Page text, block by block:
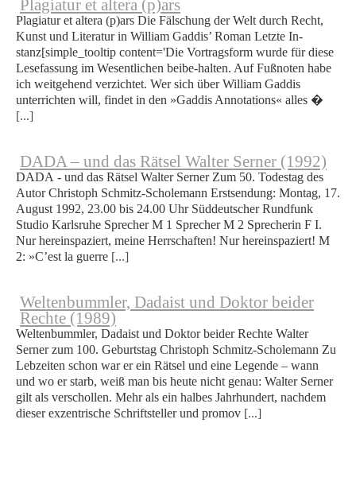
Plagiatur et altera (p)ars
Plagiatur et altera (p)ars Die Fälschung der Welt durch Recht,
Kunst und Literatur in William Gaddis’ Roman Letzte In-
stanz[simple_tooltip content='Die Vortragsform wurde für diese
Lesefassung im Wesentlichen beibe-halten. Auf Fußnoten habe
ich weitgehend verzichtet. Wer sich über William Gaddis
unterrichten will, findet in den »Gaddis Annotations« alles �
[...]
DADA – und das Rätsel Walter Serner (1992)
DADA - und das Rätsel Walter Serner Zum 50. Todestag des
Autor Christoph Schmitz-Scholemann Erstsendung: Montag, 17.
August 1992, 23.00 bis 24.00 Uhr Süddeutscher Rundfunk
Studio Karlsruhe Sprecher M 1 Sprecher M 2 Sprecherin F I.
Nur hereinspaziert, meine Herrschaften! Nur hereinspaziert! M
2: »C’est la guerre [...]
Weltenbummler, Dadaist und Doktor beider
Rechte (1989)
Weltenbummler, Dadaist und Doktor beider Rechte Walter
Serner zum 100. Geburtstag Christoph Schmitz-Scholemann Zu
Lebzeiten schon war er ein Rätsel und eine Legende – wann
und wo er starb, weiß man bis heute nicht genau: Walter Serner
gilt als verschol­len. Mehr als ein halbes Jahrhundert, nachdem
dieser exzentrische Schrift­steller und promov [...]